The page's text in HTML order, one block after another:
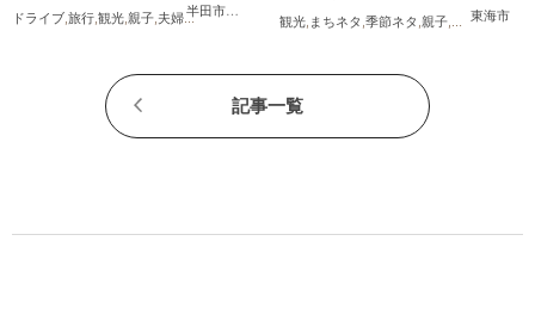
半田市
,常滑市
ドライブ,旅行,観光,親子,夫婦,家族,知多半島レポ 東海市
は？
観光, まちネタ ,季節ネタ ,親子,夫婦,家族
記事一覧